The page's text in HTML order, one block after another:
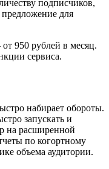
подписчиков,
для
950 рублей в месяц.
сервиса.
набирает обороты.
запускать и
на расширенной
по когортному
объема аудитории.